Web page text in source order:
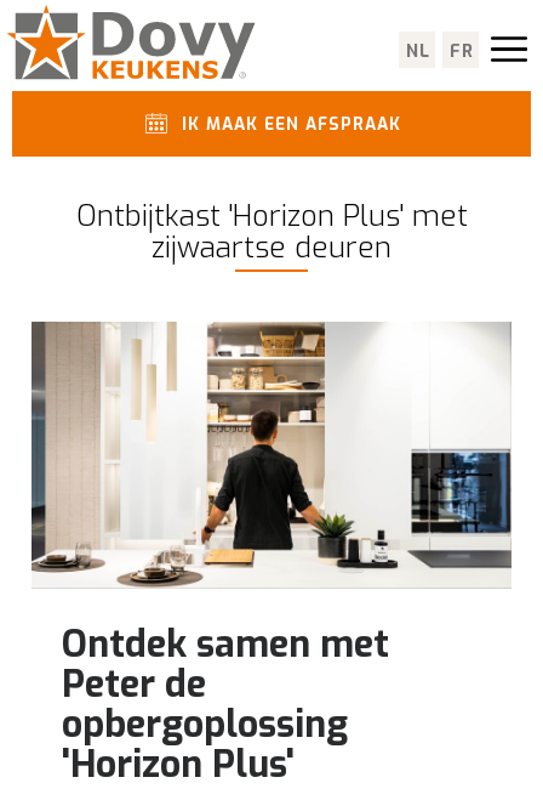
NL FR
IK MAAK EEN AFSPRAAK
Ontbijtkast 'Horizon Plus' met
zijwaartse deuren
Ontdek samen met
Peter de
opbergoplossing
'Horizon Plus'